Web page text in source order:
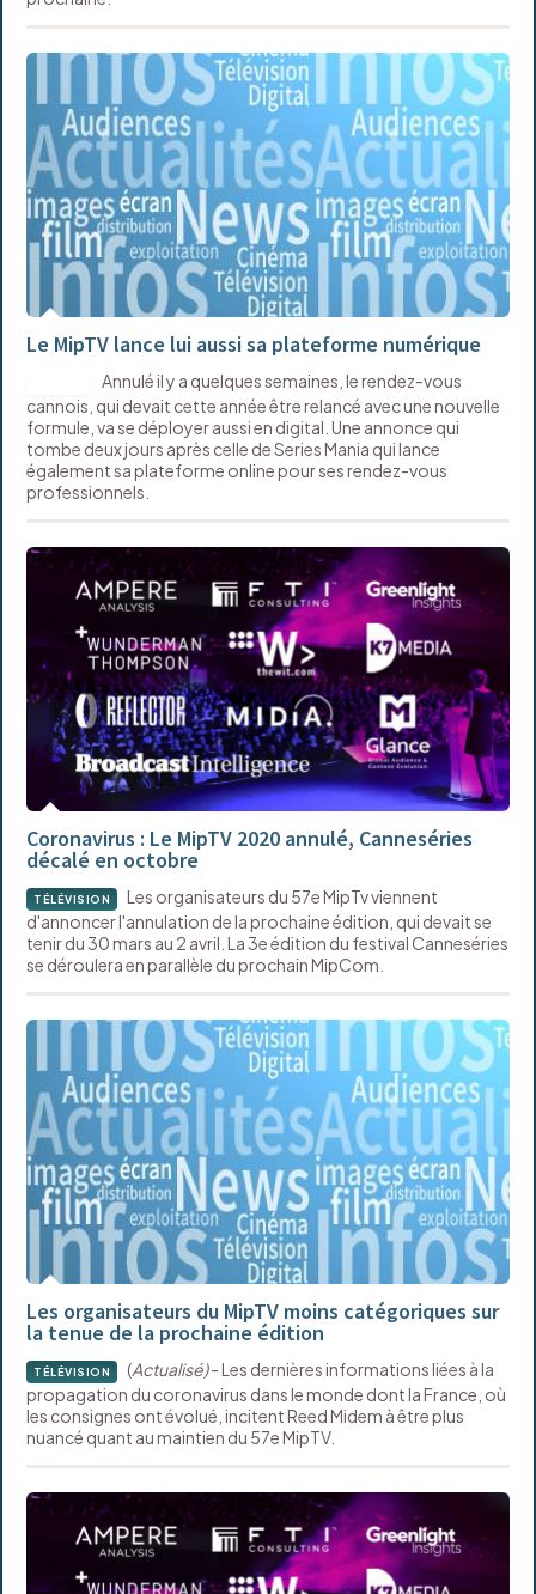
Le MipTV lance lui aussi sa plateforme numérique
Annulé il y a quelques semaines, le rendez-vous
cannois, qui devait cette année être relancé avec une nouvelle
formule, va se déployer aussi en digital. Une annonce qui
tombe deux jours après celle de Series Mania qui lance
également sa plateforme online pour ses rendez-vous
professionnels.
Coronavirus : Le MipTV 2020 annulé, Canneséries
décalé en octobre
TÉLÉVISION
Les organisateurs du 57e MipTv viennent
d'annoncer l'annulation de la prochaine édition, qui devait se
tenir du 30 mars au 2 avril. La 3e édition du festival Canneséries
se déroulera en parallèle du prochain MipCom.
Les organisateurs du MipTV moins catégoriques sur
la tenue de la prochaine édition
TÉLÉVISION (Actualisé)- Les dernières informations liées à la
propagation du coronavirus dans le monde dont la France, où
les consignes ont évolué, incitent Reed Midem à être plus
nuancé quant au maintien du 57e MipTV.